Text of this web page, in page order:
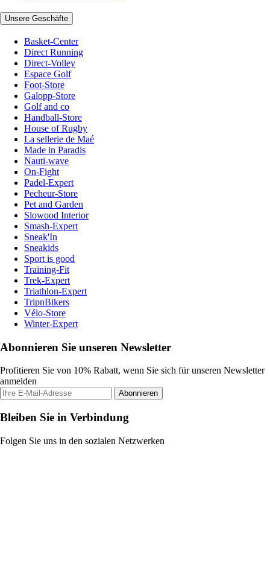
Unsere Geschäfte
Basket-Center
Direct Running
Direct-Volley
Espace Golf
Foot-Store
Galopp-Store
Golf and co
Handball-Store
House of Rugby
La sellerie de Maé
Made in Paradis
Nauti-wave
On-Fight
Padel-Expert
Pecheur-Store
Pet and Garden
Slowood Interior
Smash-Expert
Sneak'In
Sneakids
Sport is good
Training-Fit
Trek-Expert
Triathlon-Expert
TripnBikers
Vélo-Store
Winter-Expert
Abonnieren Sie unseren Newsletter
Profitieren Sie von 10% Rabatt, wenn Sie sich für unseren Newsletter
anmelden
Abonnieren
Bleiben Sie in Verbindung
Folgen Sie uns in den sozialen Netzwerken